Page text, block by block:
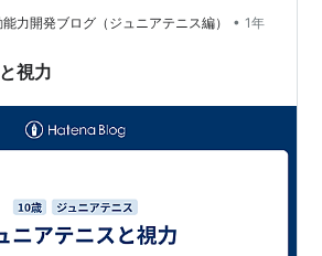
力開発ブログ（ジュニアテニス編） • 1年
視力